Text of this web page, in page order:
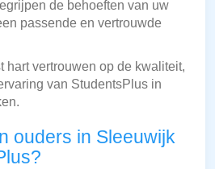
de behoeften van uw
passende en vertrouwde
hart vertrouwen op de kwaliteit,
van StudentsPlus in
ouders in Sleeuwijk